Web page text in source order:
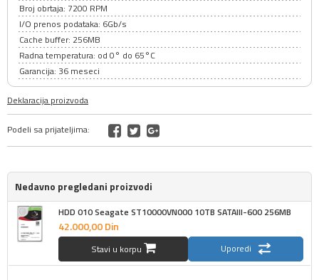
Broj obrtaja: 7200 RPM
I/O prenos podataka: 6Gb/s
Cache buffer: 256MB
Radna temperatura: od 0° do 65°C
Garancija: 36 meseci
Deklaracija proizvoda
Podeli sa prijateljima:
Nedavno pregledani proizvodi
HDD 010 Seagate ST10000VN000 10TB SATAIII-600 256MB
42.000,00Din
Stavi u korpu Uporedi